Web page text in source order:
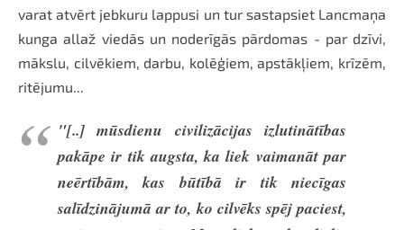
varat atvērt jebkuru lappusi un tur sastapsiet Lancmaņa
kunga allaž viedās un noderīgās pārdomas - par dzīvi,
mākslu, cilvēkiem, darbu, kolēģiem, apstākļiem, krīzēm,
ritējumu...
"[..] mūsdienu civilizācijas izlutinātības
pakāpe ir tik augsta, ka liek vaimanāt par
neērtībām, kas būtībā ir tik niecīgas
salīdzinājumā ar to, ko cilvēks spēj paciest,